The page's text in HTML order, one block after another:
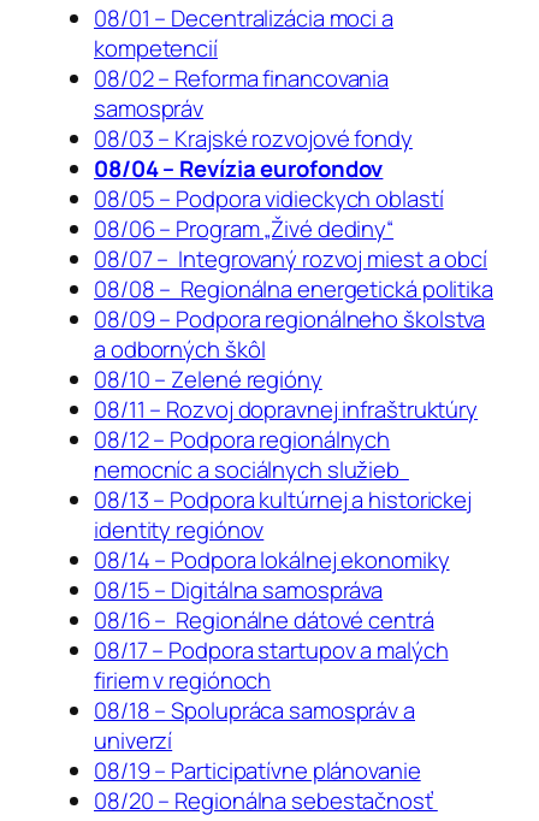
08/01 – Decentralizácia moci a
kompetencií
08/02 – Reforma financovania
samospráv
08/03 – Krajské rozvojové fondy
08/04 – Revízia eurofondov
08/05 – Podpora vidieckych oblastí
08/06 – Program „Živé dediny“
08/07 – Integrovaný rozvoj miest a obcí
08/08 – Regionálna energetická politika
08/09 – Podpora regionálneho školstva
a odborných škôl
08/10 – Zelené regióny
08/11 – Rozvoj dopravnej infraštruktúry
08/12 – Podpora regionálnych
nemocníc a sociálnych služieb
08/13 – Podpora kultúrnej a historickej
identity regiónov
08/14 – Podpora lokálnej ekonomiky
08/15 – Digitálna samospráva
08/16 – Regionálne dátové centrá
08/17 – Podpora startupov a malých
firiem v regiónoch
08/18 – Spolupráca samospráv a
univerzí
08/19 – Participatívne plánovanie
08/20 – Regionálna sebestačnosť